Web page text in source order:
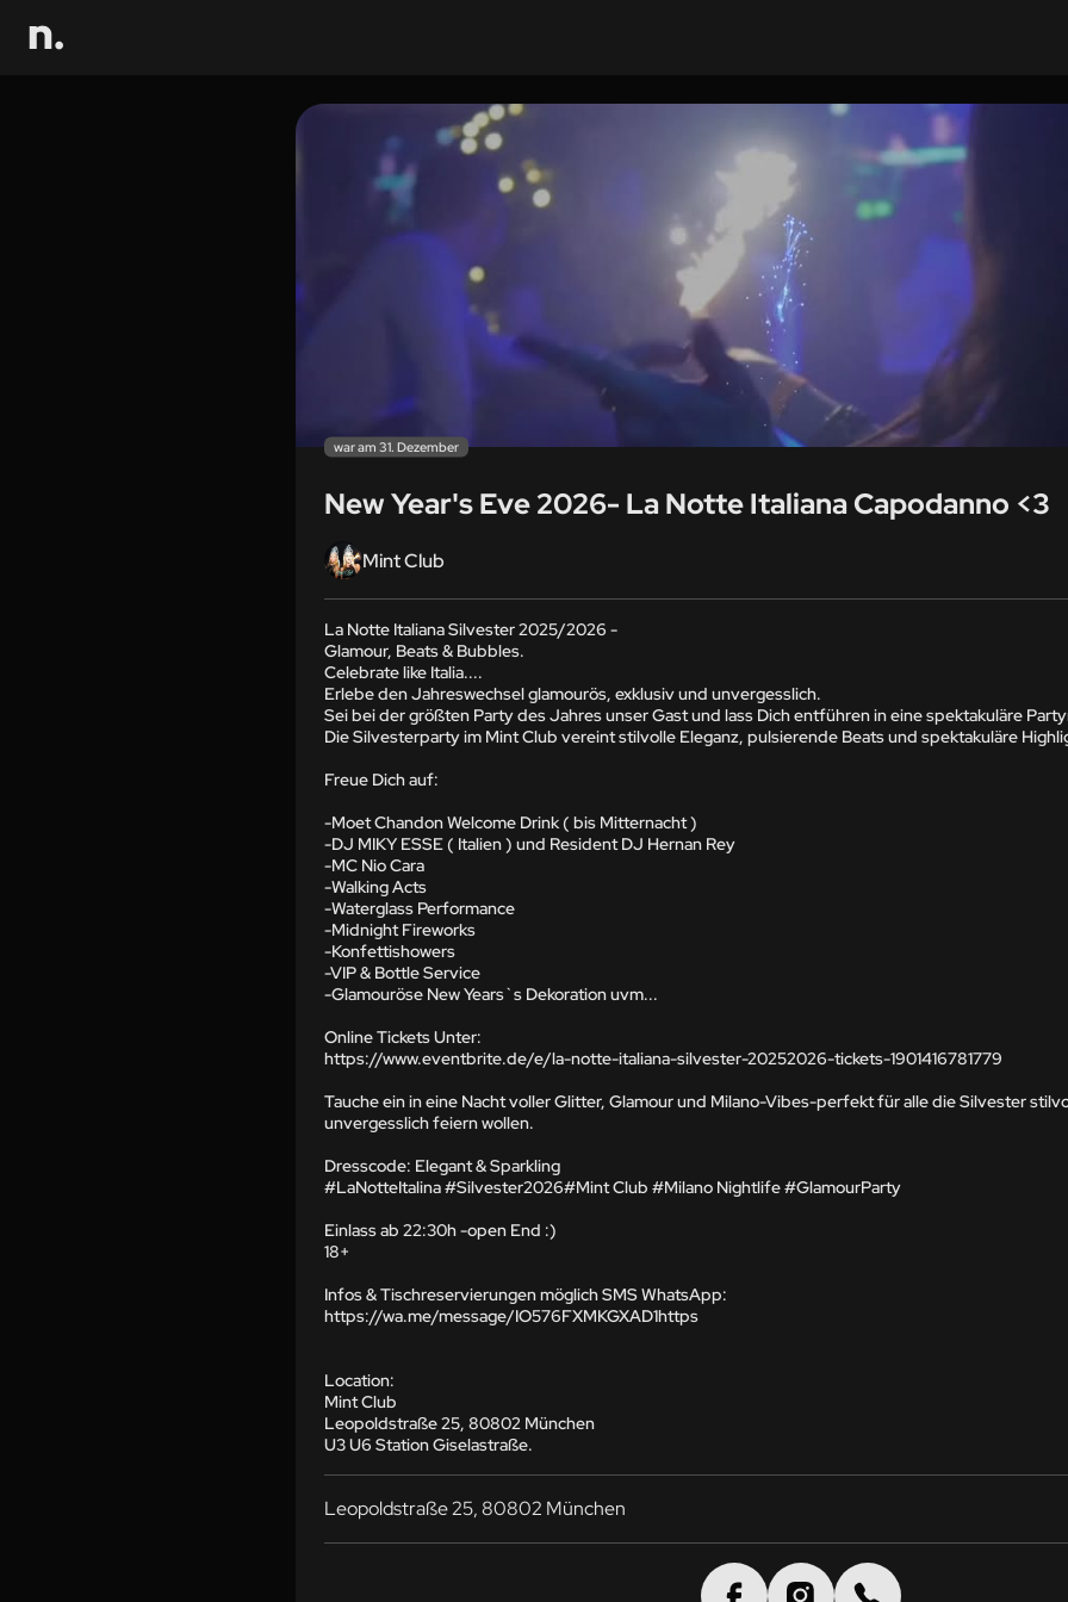
war am 31. Dezember
New Year's Eve 2026- La Notte Italiana Capodanno <3
Mint Club
La Notte Italiana Silvester 2025/2026 -
Glamour, Beats & Bubbles.
Celebrate like Italia....
Erlebe den Jahreswechsel glamourös, exklusiv und unvergesslich.
Sei bei der größten Party des Jahres unser Gast und lass Dich entführen in eine spektakuläre
Die Silvesterparty im Mint Club vereint stilvolle Eleganz, pulsierende Beats und spektakuläre
Freue Dich auf:
-Moet Chandon Welcome Drink ( bis Mitternacht )
-DJ MIKY ESSE ( Italien ) und Resident DJ Hernan Rey
-MC Nio Cara
-Walking Acts
-Waterglass Performance
-Midnight Fireworks
-Konfettishowers
-VIP & Bottle Service
-Glamouröse New Years`s Dekoration uvm...
Online Tickets Unter:
https://www.eventbrite.de/e/la-notte-italiana-silvester-20252026-tickets-1901416781779
Tauche ein in eine Nacht voller Glitter, Glamour und Milano-Vibes-perfekt für alle die Silvester
unvergesslich feiern wollen.
Dresscode: Elegant & Sparkling
#LaNotteItalina #Silvester2026#Mint Club #Milano Nightlife #GlamourParty
Einlass ab 22:30h -open End :)
18+
Infos & Tischreservierungen möglich SMS WhatsApp:
https://wa.me/message/IO576FXMKGXAD1https
Location:
Mint Club
Leopoldstraße 25, 80802 München
U3 U6 Station Giselastraße.
Leopoldstraße 25, 80802 München